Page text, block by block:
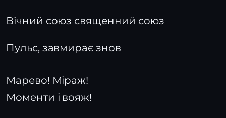
Вічний союз священний союз
Пульс, завмирає знов
Марево! Міраж!
Моменти і вояж!